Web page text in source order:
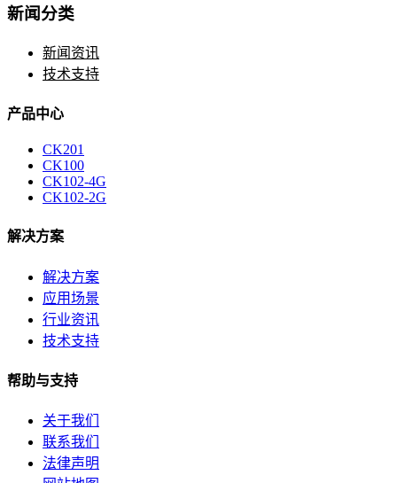
新闻分类
新闻资讯
技术支持
产品中心
CK201
CK100
CK102-4G
CK102-2G
解决方案
解决方案
应用场景
行业资讯
技术支持
帮助与支持
关于我们
联系我们
法律声明